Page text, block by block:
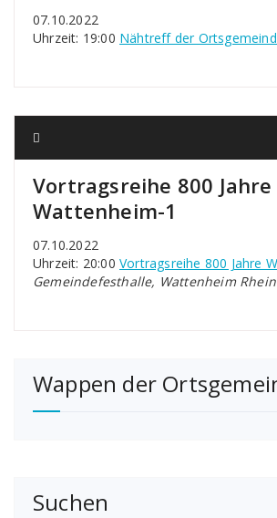
07.10.2022
Uhrzeit: 19:00 Nähtreff der
Vortragsreihe 800 Jahre
Wattenheim-1
07.10.2022
Uhrzeit: 20:00 Vortragsreihe 800 Jahre
Gemeindefesthalle, Wattenheim
Wappen der
Suchen